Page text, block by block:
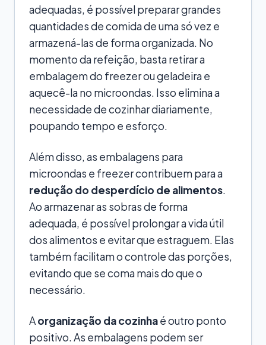
adequadas, é possível preparar grandes
quantidades de comida de uma só vez e
armazená-las de forma organizada. No
momento da refeição, basta retirar a
embalagem do freezer ou geladeira e
aquecê-la no microondas. Isso elimina a
necessidade de cozinhar diariamente,
poupando tempo e esforço.
Além disso, as embalagens para
microondas e freezer contribuem para a
redução do desperdício de alimentos.
Ao armazenar as sobras de forma
adequada, é possível prolongar a vida útil
dos alimentos e evitar que estraguem. Elas
também facilitam o controle das porções,
evitando que se coma mais do que o
necessário.
Aorganização da cozinhaé outro ponto
positivo. As embalagens podem ser